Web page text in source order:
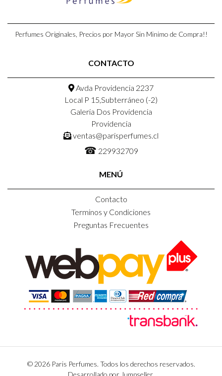
Perfumes Originales, Precios por Mayor Sin Minimo de Compra!!
CONTACTO
Avda Providencia 2237
Local P 15,Subterráneo (-2)
Galeria Dos Providencia
Providencia
ventas@parisperfumes.cl
☎ 229932709
MENÚ
Contacto
Terminos y Condiciones
Preguntas Frecuentes
© 2026 Paris Perfumes. Todos los derechos reservados.
Desarrollado por Jumpseller.